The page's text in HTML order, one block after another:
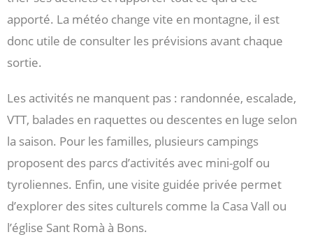
apporté. La météo change vite en montagne, il est
donc utile de consulter les prévisions avant chaque
sortie.
Les activités ne manquent pas : randonnée, escalade,
VTT, balades en raquettes ou descentes en luge selon
la saison. Pour les familles, plusieurs campings
proposent des parcs d’activités avec mini-golf ou
tyroliennes. Enfin, une visite guidée privée permet
d’explorer des sites culturels comme la Casa Vall ou
l’église Sant Romà à Bons.